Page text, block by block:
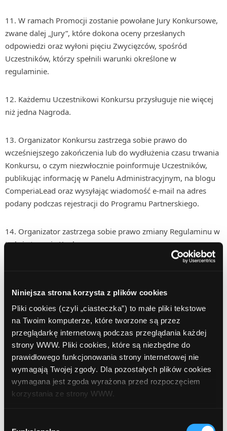
Niniejsza strona korzysta z plików cookies
Pliki cookies (czyli „ciasteczka”) to małe pliki tekstowe
na Twoim komputerze, które tworzone są przez
przeglądarkę internetową podczas przeglądania każdej
strony WWW. Pliki cookies, które są niezbędne do
prawidłowego funkcjonowania strony internetowej nie
wymagają Twojej zgody. Dla pozostałych plików cookies
wymagana jest zgoda wyrażona przed rozpoczęciem
korzystania ze strony WWW.
W ramach Promocji zostanie powołane Jury Konkursowe,
zwane dalej „Jury”, które dokona oceny przesłanych
odpowiedzi oraz wyłoni pięciu Zwycięzców, spośród
Uczestników, którzy spełnili warunki określone w
regulaminie.
Każdemu Uczestnikowi Konkursu przysługuje nie więcej
niż jedna Nagroda.
Organizator Konkursu zastrzega sobie prawo do
wcześniejszego zakończenia lub do wydłużenia czasu trwania
Konkursu, o czym niezwłocznie poinformuje Uczestników,
publikując informację w Panelu Administracyjnym, na blogu
ComperiaLead oraz wysyłając wiadomość e-mail na adres
podany podczas rejestracji do Programu Partnerskiego.
Organizator zastrzega sobie prawo zmiany Regulaminu w
trakcie trwania Konkursu.
Organizatora, w Panelu Administracyjnym oraz na blogu
ComperiaLead. Regulamin Konkursu będzie można również
otrzymać wysyłając prośbę o przesłanie Regulaminu na adres
konsultant@comperialead.pl.
Ilość wniosków wymieniona w §2.7.1 będzie ustalana na
podstawie panelu administracyjnego ComperiaLead, zakładki
http://www.comperialead.pl/Wnioski.html